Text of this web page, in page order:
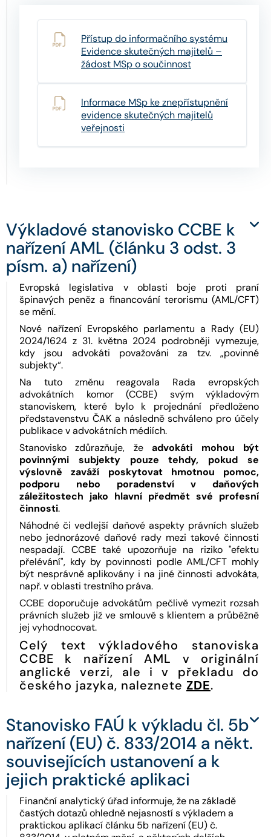
Přístup do informačního systému
Evidence skutečných majitelů –
žádost MSp o součinnost
Informace MSp ke znepřístupnění
evidence skutečných majitelů
veřejnosti
Výkladové stanovisko CCBE k
nařízení AML (článku 3 odst. 3
písm. a) nařízení)
Evropská legislativa v oblasti boje proti praní
špinavých peněz a financování terorismu (AML/CFT)
se mění.
Nové nařízení Evropského parlamentu a Rady (EU)
2024/1624 z 31. května 2024 podrobněji vymezuje,
kdy jsou advokáti považováni za tzv. „povinné
subjekty“.
Na tuto změnu reagovala Rada evropských
advokátních komor (CCBE) svým výkladovým
stanoviskem, které bylo k projednání předloženo
představenstvu ČAK a následně schváleno pro účely
publikace v advokátních médiích.
Stanovisko zdůrazňuje, žeadvokáti mohou být
povinnými subjekty pouze tehdy, pokud se
výslovně zaváží poskytovat hmotnou pomoc,
podporu nebo poradenství v daňových
záležitostech jako hlavní předmět své profesní
činnosti.
Náhodné či vedlejší daňové aspekty právních služeb
nebo jednorázové daňové rady mezi takové činnosti
nespadají. CCBE také upozorňuje na riziko "efektu
přelévání", kdy by povinnosti podle AML/CFT mohly
být nesprávně aplikovány i na jiné činnosti advokáta,
např. v oblasti trestního práva.
CCBE doporučuje advokátům pečlivě vymezit rozsah
právních služeb již ve smlouvě s klientem a průběžně
jej vyhodnocovat.
Celý text výkladového stanoviska
CCBE k nařízení AML v originální
anglické verzi, ale i v překladu do
českého jazyka, naleznete ZDE.
Stanovisko FAÚ k výkladu čl. 5b
nařízení (EU) č. 833/2014 a někt.
souvisejících ustanovení a k
jejich praktické aplikaci
Finanční analytický úřad informuje, že na základě
častých dotazů ohledně nejasností s výkladem a
praktickou aplikací článku 5b nařízení (EU) č.